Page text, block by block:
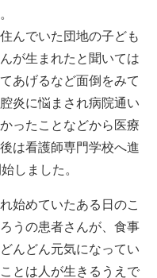
んでいた団地の子ども
が生まれたと聞いては
あげるなど面倒をみて
炎に悩まされ病院通い
ったことなどから医療
は看護師専門学校へ進
しました。
始めていたある日のこ
うの患者さんが、食事
んどん元気になってい
とは人が生きるうえで